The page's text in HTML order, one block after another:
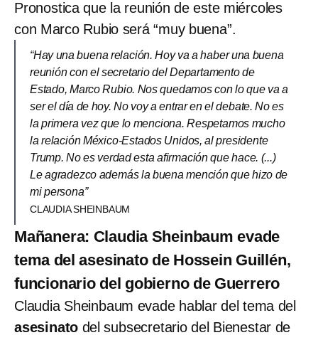
Pronostica que la reunión de este miércoles
con Marco Rubio será “muy buena”.
“Hay una buena relación. Hoy va a haber una buena
reunión con el secretario del Departamento de
Estado, Marco Rubio. Nos quedamos con lo que va a
ser el día de hoy. No voy a entrar en el debate. No es
la primera vez que lo menciona. Respetamos mucho
la relación México-Estados Unidos, al presidente
Trump. No es verdad esta afirmación que hace. (...)
Le agradezco además la buena mención que hizo de
mi persona”
CLAUDIA SHEINBAUM
Mañanera: Claudia Sheinbaum evade
tema del asesinato de Hossein Guillén,
funcionario del gobierno de Guerrero
Claudia Sheinbaum evade hablar del tema del
asesinato del subsecretario del Bienestar de